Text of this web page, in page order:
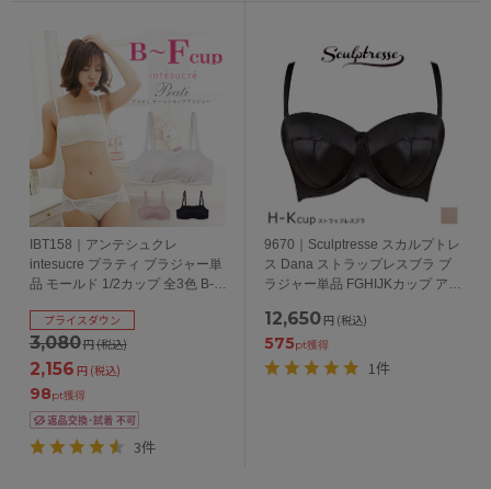
IBT158｜アンテシュクレ
intesucre プラティ ブラジャー単
品 モールド 1/2カップ 全3色 B-
3,080円(税込)
プライスダウン
2,156 円 (税込)
98pt獲得
3件
9670｜Sculptresse スカルプトレ
ス Dana ストラップレスブラ ブ
ラジャー単品 FGHIJKカップ アン
12,650 円 (税込)
575pt獲得
1件